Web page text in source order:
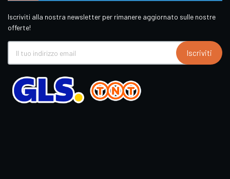
Iscriviti alla nostra newsletter per rimanere aggiornato sulle nostre
offerte!
Iscriviti